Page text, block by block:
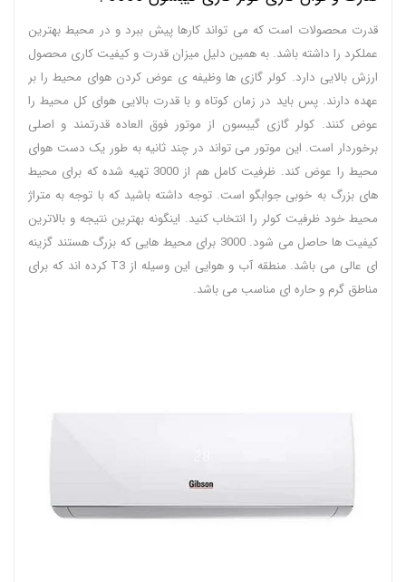
قدرت محصولات است که می تواند کارها پیش ببرد و در محیط بهترین
عملکرد را داشته باشد. به همین دلیل میزان قدرت و کیفیت کاری محصول
ارزش بالایی دارد. کولر گازی ها وظیفه ی عوض کردن هوای محیط را بر
عهده دارند. پس باید در زمان کوتاه و با قدرت بالایی هوای کل محیط را
عوض کنند. کولر گازی گیبسون از موتور فوق العاده قدرتمند و اصلی
برخوردار است. این موتور می تواند در چند ثانیه به طور یک دست هوای
محیط را عوض کند. ظرفیت کامل هم از 3000 تهیه شده که برای محیط
های بزرگ به خوبی جوابگو است. توجه داشته باشید که با توجه به متراژ
محیط خود ظرفیت کولر را انتخاب کنید. اینگونه بهترین نتیجه و بالاترین
کیفیت ها حاصل می شود. 3000 برای محیط هایی که بزرگ هستند گزینه
ای عالی می باشد. منطقه آب و هوایی این وسیله از T3 کرده اند که برای
مناطق گرم و حاره ای مناسب می باشد.